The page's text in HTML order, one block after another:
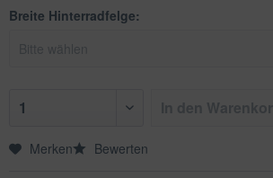
Breite Hinterradfelge:
Merken Bewerten